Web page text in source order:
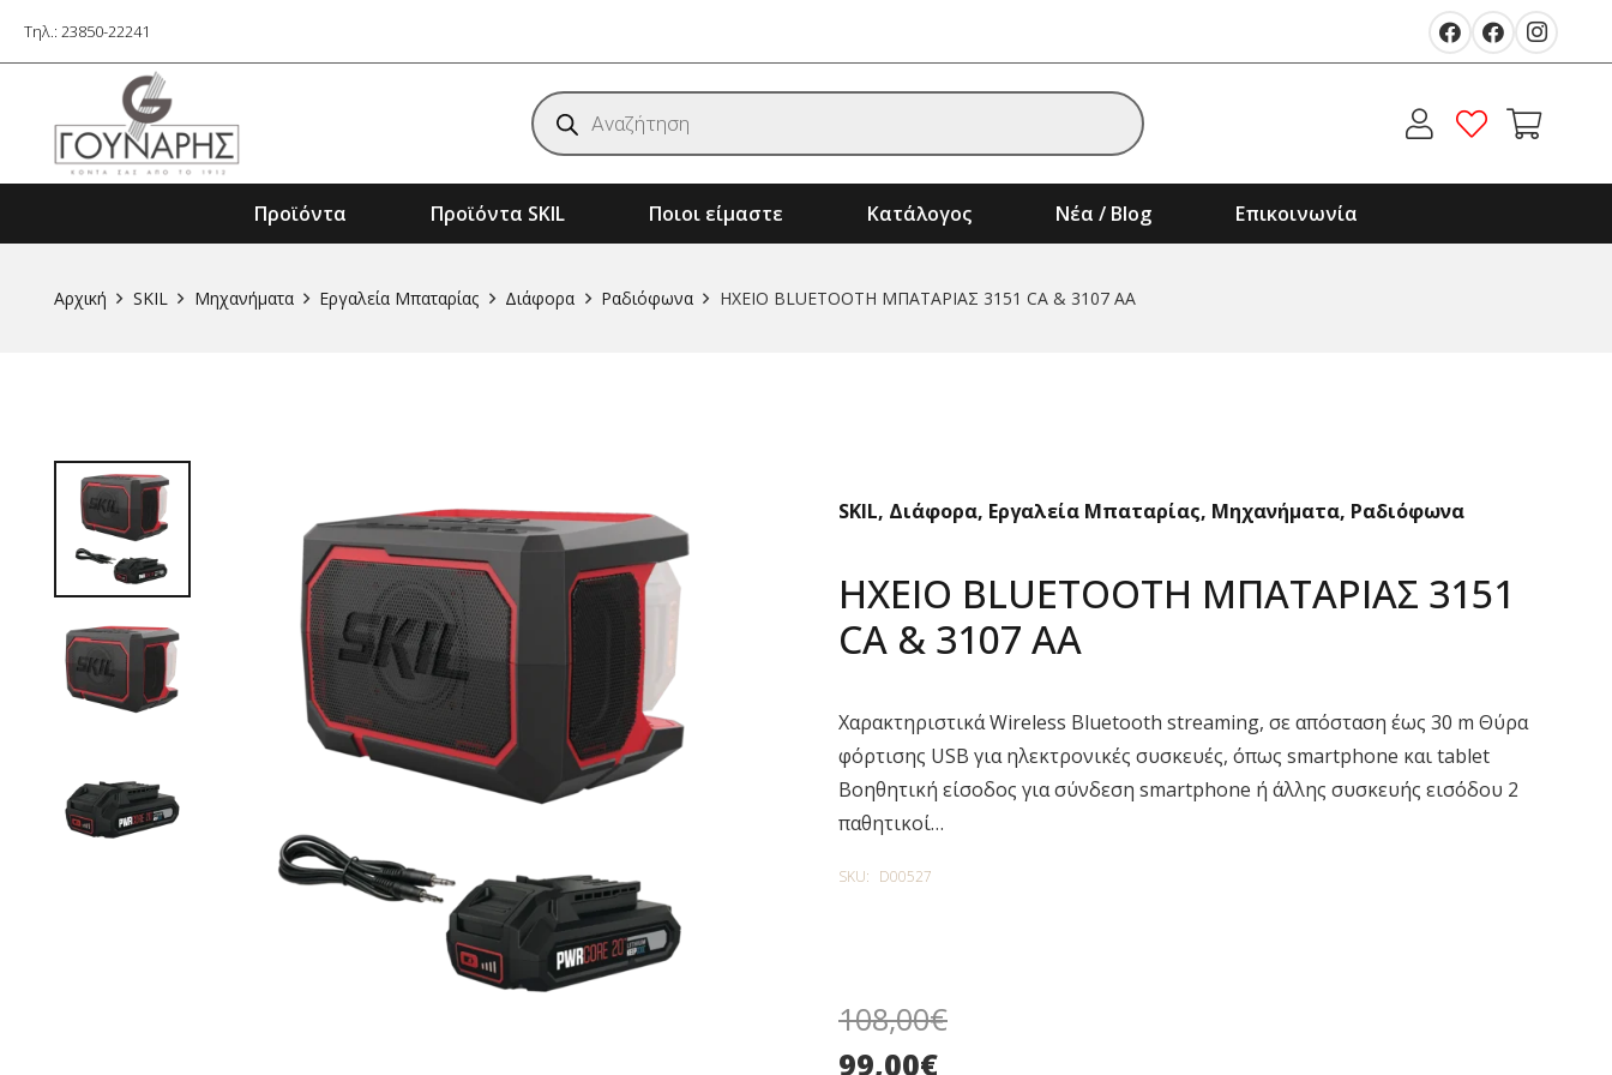
Τηλ.: 23850-22241
Products
search
Προϊόντα Προϊόντα SKIL Ποιοι είμαστε Κατάλογος Νέα / Blog Επικοινωνία
Αρχική SKIL Μηχανήματα Εργαλεία Μπαταρίας Διάφορα Ραδιόφωνα ΗΧΕΙΟ BLUETOOTH ΜΠΑΤΑΡΙΑΣ 3151 CA & 3107 AA
SKIL, Διάφορα, Εργαλεία Μπαταρίας, Μηχανήματα, Ραδιόφωνα
ΗΧΕΙΟ BLUETOOTH ΜΠΑΤΑΡΙΑΣ 3151
CA & 3107 AA
Χαρακτηριστικά Wireless Bluetooth streaming, σε απόσταση έως 30 m Θύρα
φόρτισης USB για ηλεκτρονικές συσκευές, όπως smartphone και tablet
Βοηθητική είσοδος για σύνδεση smartphone ή άλλης συσκευής εισόδου 2
παθητικοί…
SKU: D00527
108,00€
99,00€